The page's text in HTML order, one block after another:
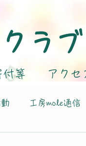
ラブ
付等 アクセ
工房mole通信